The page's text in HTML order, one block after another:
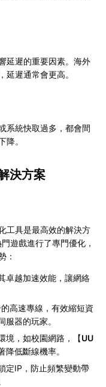
延遲的重要因素。海外
遲通常會更高。
系統快取過多，都會間
降。
決方案
工具是最高效的解決方
遊戲進行了專門優化，
：
卓越加速效能，讓網絡
高速專線，有效縮短資
器的玩家。
境，如校園網路，【UU
降低斷線機率。
定IP，防止頻繁變動帶